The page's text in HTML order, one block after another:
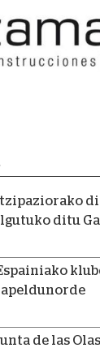
ditu
de las